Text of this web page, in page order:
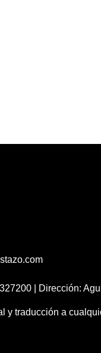
| Dirección:
y traducción a